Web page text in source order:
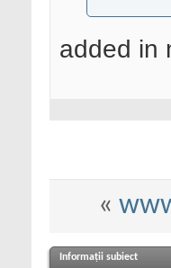
added in
«
Informații subiect